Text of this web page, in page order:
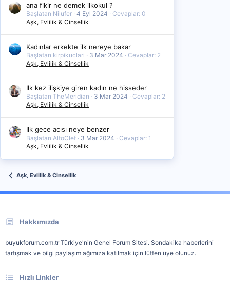
ana fikir ne demek ilkokul ?
Başlatan Nilufer 4 Eyl 2024
Cevaplar: 0
Aşk, Evlilik & Cinsellik
Kadınlar erkekte ilk nereye bakar
Başlatan kirpikuclari 3 Mar 2024
Cevaplar: 2
Aşk, Evlilik & Cinsellik
Ilk kez ilişkiye giren kadın ne hisseder
Başlatan TheMeridian 3 Mar 2024
Cevaplar: 2
Aşk, Evlilik & Cinsellik
Ilk gece acısı neye benzer
Başlatan AltoClef 3 Mar 2024
Cevaplar: 1
Aşk, Evlilik & Cinsellik
Aşk, Evlilik & Cinsellik
Hakkımızda
buyukforum.com.tr Türkiye'nin Genel Forum Sitesi. Sondakika haberlerini
tartışmak ve bilgi paylaşım ağımıza katılmak için lütfen üye olunuz.
Hızlı Linkler